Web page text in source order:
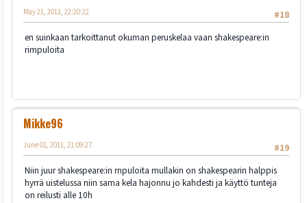
#18
May 21, 2011, 22:20:22
en suinkaan tarkoittanut okuman peruskelaa vaan shakespeare:in
rimpuloita
Mikke96
#19
June 01, 2011, 21:09:27
Niin juur shakespeare:in rnpuloita mullakin on shakespearin halppis
hyrrä uistelussa niin sama kela hajonnu jo kahdesti ja käyttö tunteja
on reilusti alle 10h